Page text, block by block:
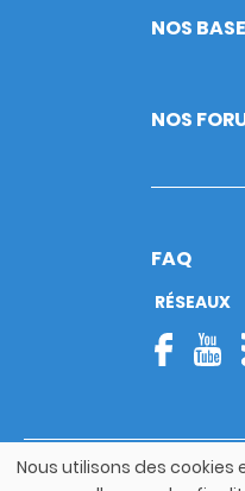
NOS
NOS
FAQ
RÉSEAUX
©
Utilisation
Nous utilisons des